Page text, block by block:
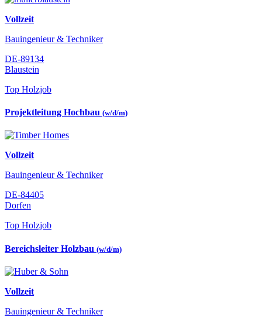
Vollzeit
Bauingenieur & Techniker
DE-89134
Blaustein
Top Holzjob
Projektleitung Hochbau (w/d/m)
Vollzeit
Bauingenieur & Techniker
DE-84405
Dorfen
Top Holzjob
Bereichsleiter Holzbau (w/d/m)
Vollzeit
Bauingenieur & Techniker